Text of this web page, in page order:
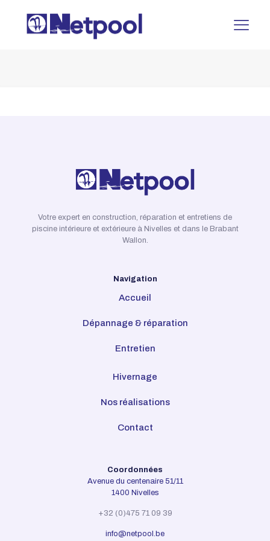
Votre expert en construction, réparation et entretiens de
piscine intérieure et extérieure à Nivelles et dans le Brabant
Wallon.
Navigation
Accueil
Dépannage & réparation
Entretien
Hivernage
Nos réalisations
Contact
Coordonnées
Avenue du centenaire 51/11
1400 Nivelles
+32 (0)475 71 09 39
info@netpool.be